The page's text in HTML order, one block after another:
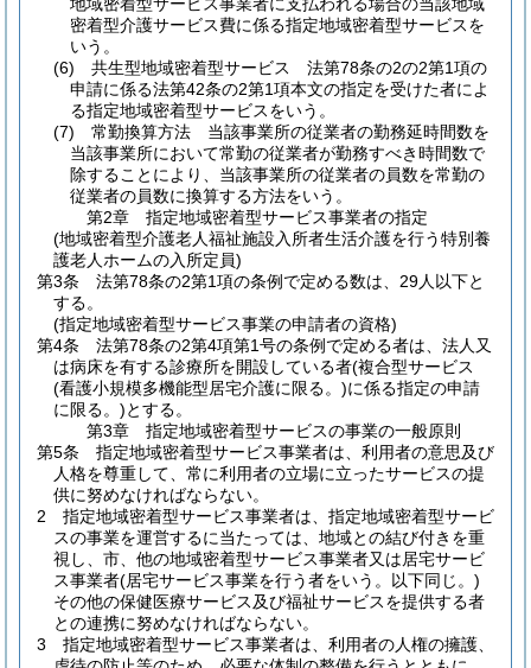
密着型介護サービス費に係る指定地域密着型サービスを
いう。
(6)
共生型地域密着型サービス 法第78条の2の2第1項の
申請に係る法第42条の2第1項本文の指定を受けた者によ
る指定地域密着型サービスをいう。
(7)
常勤換算方法 当該事業所の従業者の勤務延時間数を
当該事業所において常勤の従業者が勤務すべき時間数で
除することにより、当該事業所の従業者の員数を常勤の
従業者の員数に換算する方法をいう。
第2章
指定地域密着型サービス事業者の指定
(地域密着型介護老人福祉施設入所者生活介護を行う特別養
護老人ホームの入所定員)
第3条
法第78条の2第1項の条例で定める数は、29人以下と
する。
(指定地域密着型サービス事業の申請者の資格)
第4条
法第78条の2第4項第1号の条例で定める者は、法人又
は病床を有する診療所を開設している者(複合型サービス
(看護小規模多機能型居宅介護に限る。)に係る指定の申請
に限る。)とする。
第3章
指定地域密着型サービスの事業の一般原則
第5条
指定地域密着型サービス事業者は、利用者の意思及び
人格を尊重して、常に利用者の立場に立ったサービスの提
供に努めなければならない。
2
指定地域密着型サービス事業者は、指定地域密着型サービ
スの事業を運営するに当たっては、地域との結び付きを重
視し、市、他の地域密着型サービス事業者又は居宅サービ
ス事業者(居宅サービス事業を行う者をいう。以下同じ。)
その他の保健医療サービス及び福祉サービスを提供する者
との連携に努めなければならない。
3
指定地域密着型サービス事業者は、利用者の人権の擁護、